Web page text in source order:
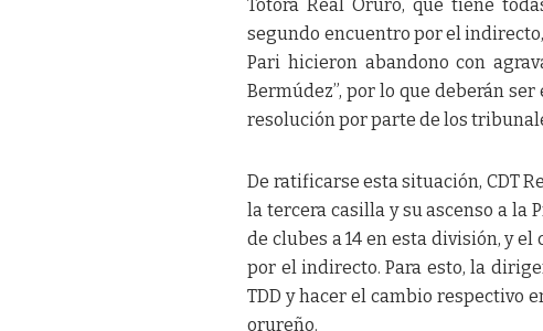
Totora Real Oruro, que tiene
segundo encuentro por el
Pari hicieron abandono con
Bermúdez”, por lo que deberán
resolución por parte de los
De ratificarse esta situación, CDT
la tercera casilla y su ascenso a la
de clubes a 14 en esta división, y
por el indirecto. Para esto, la
TDD y hacer el cambio respectivo
orureño.